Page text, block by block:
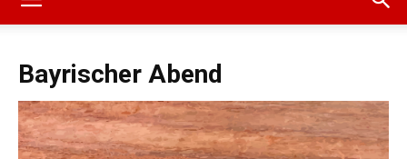
Bayrischer Abend